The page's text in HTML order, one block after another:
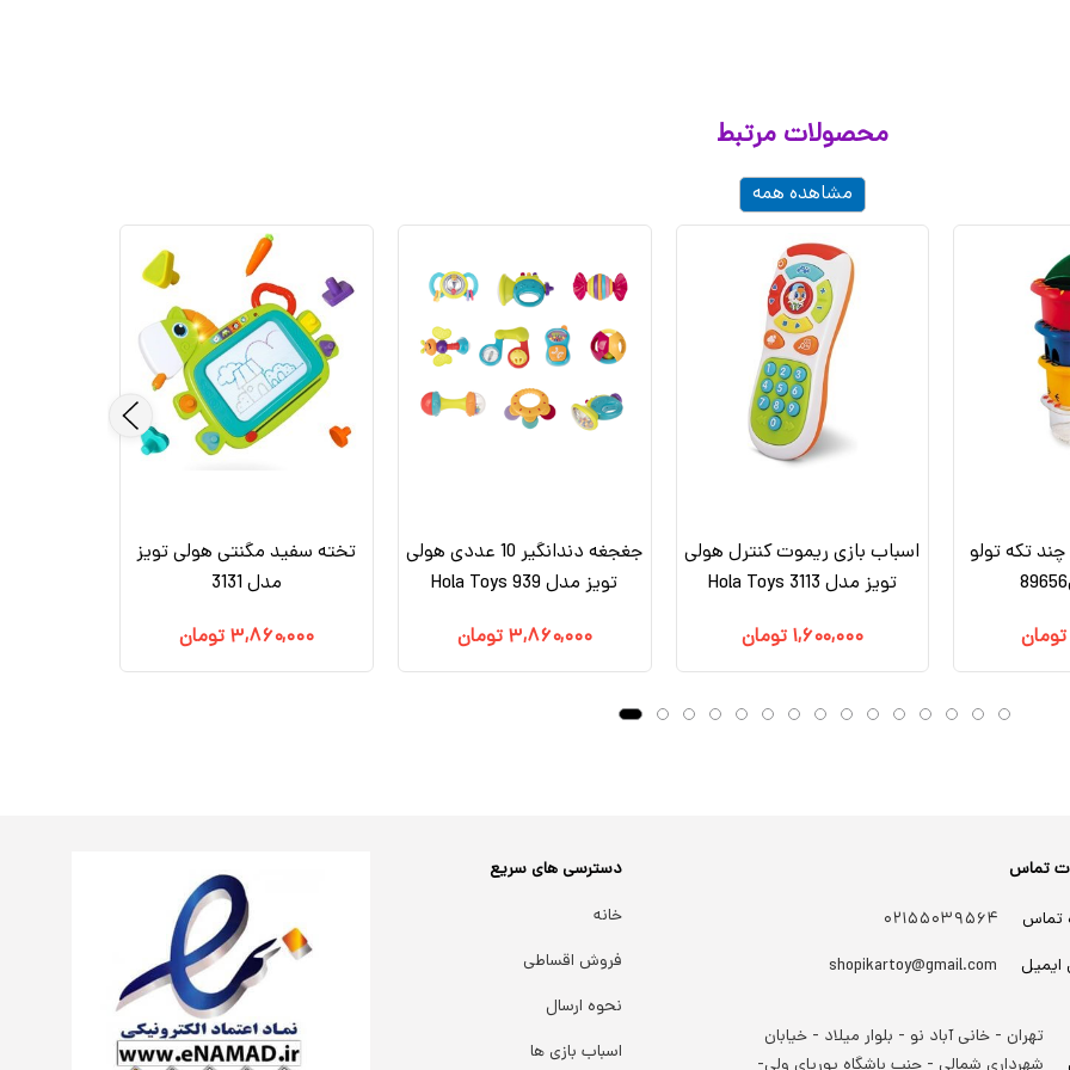
محصولات مرتبط
مشاهده همه
تخته سفید مگنتی هولی تویز
مدل 3131
۳,۸۶۰,۰۰۰ تومان
جغجغه دندانگیر 10 عددی هولی
تویز مدل 939 Hola Toys
۳,۸۶۰,۰۰۰ تومان
اسباب بازی ریموت کنترل هولی
تویز مدل 3113 Hola Toys
۱,۶۰۰,۰۰۰ تومان
تکه تولو
تومان
تماس
تماس
۰۲۱۵۵۰۳۹۵۶۴
ایمیل
shopikartoy@gmail.com
تهران - خانی آباد نو - بلوار میلاد - خیابان
دسترسی های سریع
خانه
فروش اقساطی
نحوه ارسال
اسباب بازی ها